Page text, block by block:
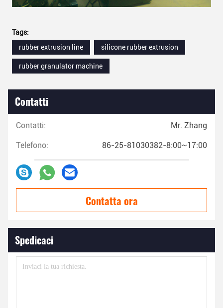
Tags:
rubber extrusion line
silicone rubber extrusion
rubber granulator machine
Contatti
Contatti: Mr. Zhang
Telefono: 86-25-81030382-8:00~17:00
Contatta ora
Spedicaci